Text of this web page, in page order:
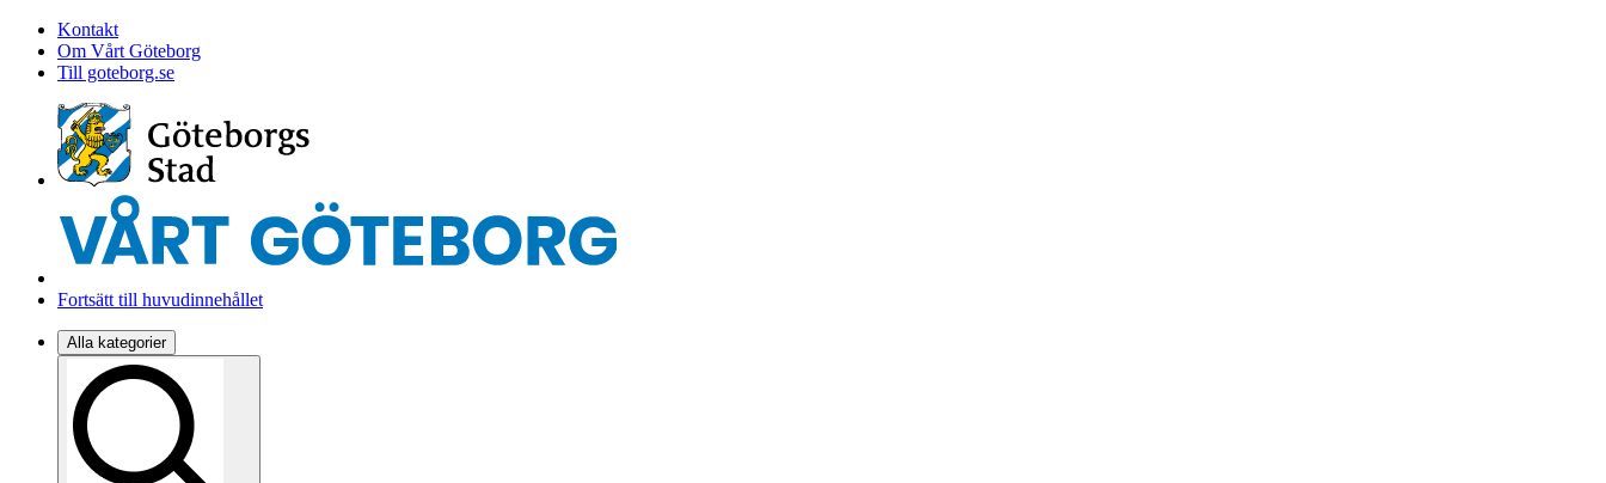
Kontakt
Om Vårt Göteborg
Till goteborg.se
Fortsätt till huvudinnehållet
Alla kategorier